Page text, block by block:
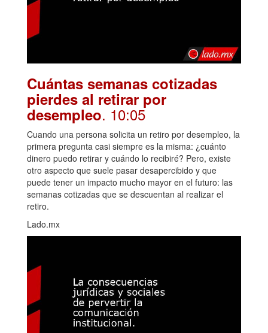
Cuántas semanas cotizadas
pierdes al retirar por
desempleo. 10:05
Cuando una persona solicita un retiro por desempleo, la
primera pregunta casi siempre es la misma: ¿cuánto
dinero puedo retirar y cuándo lo recibiré? Pero, existe
otro aspecto que suele pasar desapercibido y que
puede tener un impacto mucho mayor en el futuro: las
semanas cotizadas que se descuentan al realizar el
retiro.
Lado.mx